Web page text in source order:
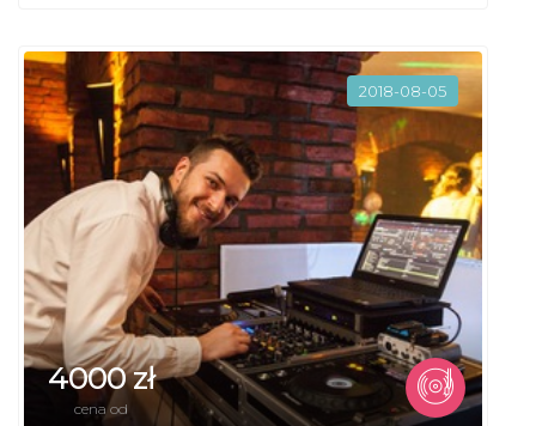
2018-08-05
4000 zł
cena od